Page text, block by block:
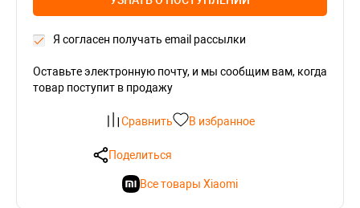
Я согласен получать email рассылки
Оставьте электронную почту, и мы сообщим вам, когда
товар поступит в продажу
Сравнить В избранное
Поделиться
Все товары Xiaomi